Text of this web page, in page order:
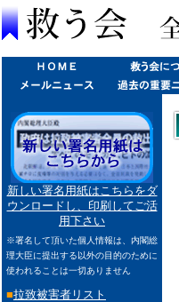
新しい署名用紙はこちらをダ
ウンロードし、印刷してご活
用下さい
※署名して頂いた個人情報は、内閣総
理大臣に提出する以外の目的のために
使われることは一切ありません
■拉致被害者リスト